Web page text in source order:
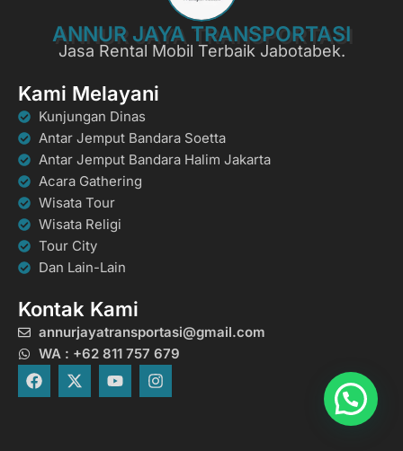
ANNUR JAYA TRANSPORTASI
Jasa Rental Mobil Terbaik Jabotabek.
Kami Melayani
Kunjungan Dinas
Antar Jemput Bandara Soetta
Antar Jemput Bandara Halim Jakarta
Acara Gathering
Wisata Tour
Wisata Religi
Tour City
Dan Lain-Lain
Kontak Kami
annurjayatransportasi@gmail.com
WA : +62 811 757 679
F
a
X
-
Y
o
I
n